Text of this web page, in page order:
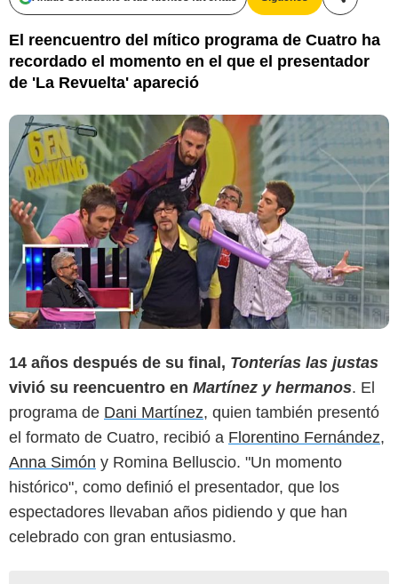
El reencuentro del mítico programa de Cuatro ha
recordado el momento en el que el presentador
de 'La Revuelta' apareció
14 años después de su final, Tonterías las justas
vivió su reencuentro en Martínez y hermanos. El
programa de Dani Martínez, quien también presentó
el formato de Cuatro, recibió a Florentino Fernández,
Anna Simón y Romina Belluscio. "Un momento
histórico", como definió el presentador, que los
espectadores llevaban años pidiendo y que han
celebrado con gran entusiasmo.